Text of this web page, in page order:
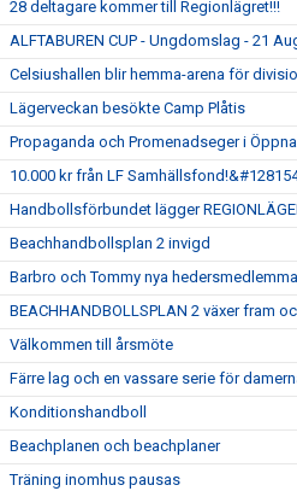
28 deltagare kommer till Regionlägret!!!
ALFTABUREN CUP - Ungdomslag - 21
Celsiushallen blir hemma-arena för
Lägerveckan besökte Camp Plåtis
Propaganda och Promenadseger i
10.000 kr från LF
Handbollsförbundet lägger
Beachhandbollsplan 2 invigd
Barbro och Tommy nya
BEACHHANDBOLLSPLAN 2 växer fram
Välkommen till årsmöte
Färre lag och en vassare serie för
Konditionshandboll
Beachplanen och beachplaner
Träning inomhus pausas